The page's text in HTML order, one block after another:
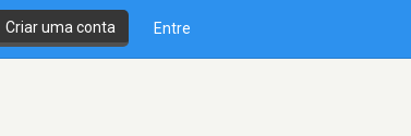
Criar uma conta Entre